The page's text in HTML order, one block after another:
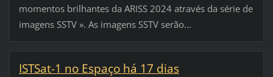
momentos brilhantes da ARISS 2024 através da série de
imagens SSTV ». As imagens SSTV serão...
ISTSat-1 no Espaço há 17 dias